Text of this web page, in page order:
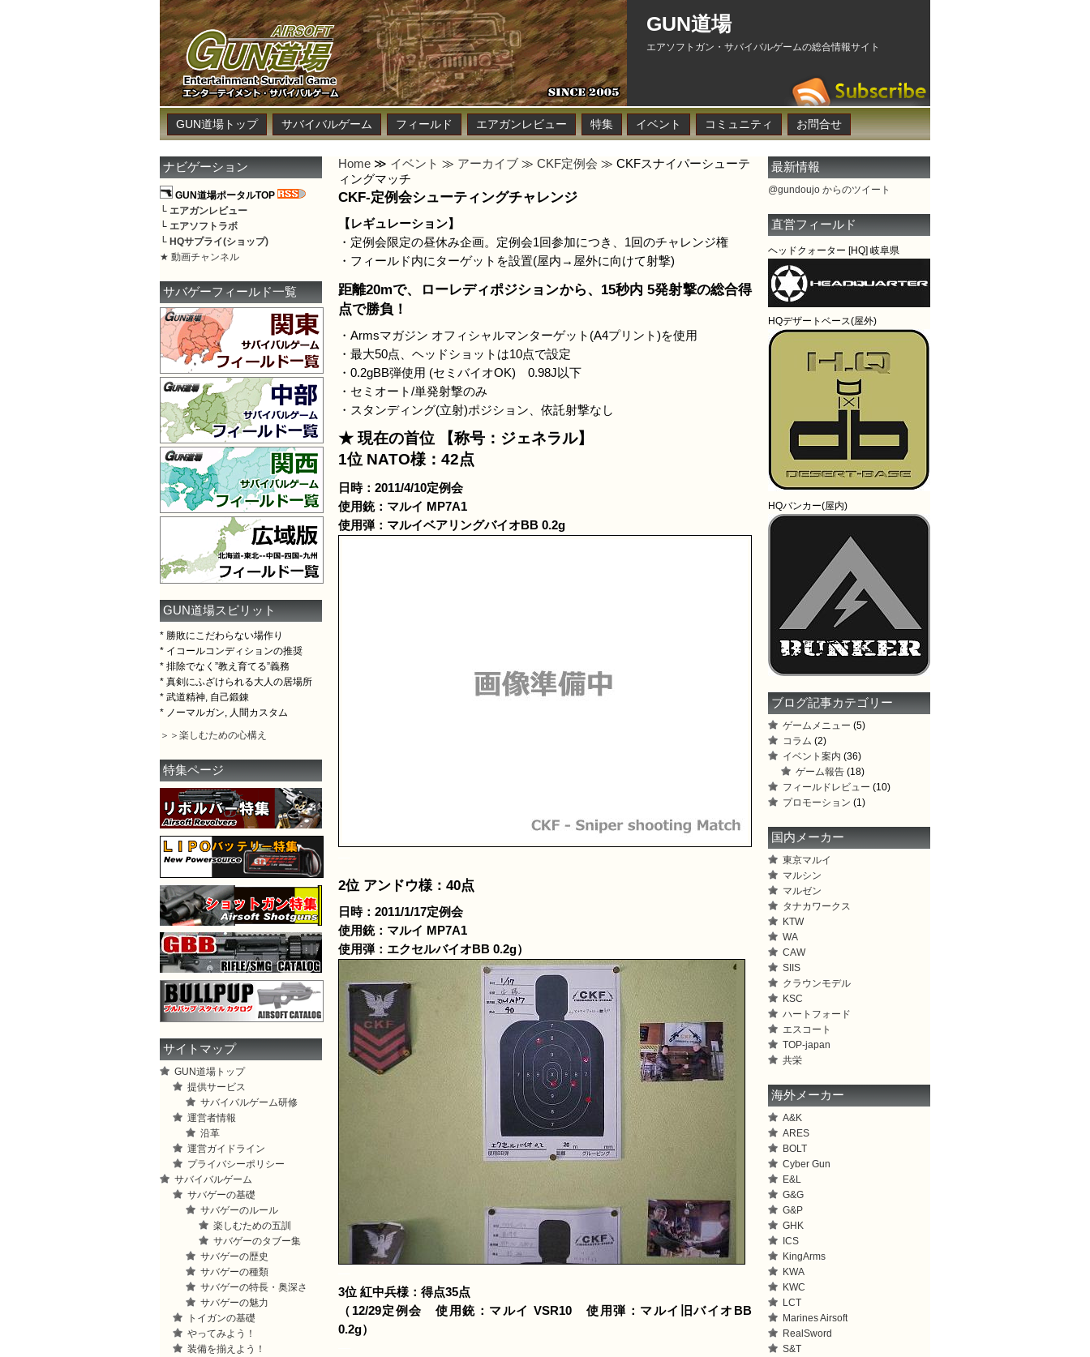
GUN道場
エアソフトガン・サバイバルゲームの総合情報サイト
GUN道場トップ サバイバルゲーム フィールド エアガンレビュー 特集 イベント コミュニティ お問合せ
Home ≫ イベント ≫ アーカイブ ≫ CKF定例会 ≫ CKFスナイパーシューテ
ィングマッチ
CKF-定例会シューティングチャレンジ
【レギュレーション】
・定例会限定の昼休み企画。定例会1回参加につき、1回のチャレンジ権
・フィールド内にターゲットを設置(屋内→屋外に向けて射撃)
距離20mで、ローレディポジションから、15秒内 5発射撃の総合得
点で勝負！
・Armsマガジン オフィシャルマンターゲット(A4プリント)を使用
・最大50点、ヘッドショットは10点で設定
・0.2gBB弾使用 (セミバイオOK) 0.98J以下
・セミオート/単発射撃のみ
・スタンディング(立射)ポジション、依託射撃なし
★ 現在の首位 【称号：ジェネラル】
1位 NATO様：42点
日時：2011/4/10定例会
使用銃：マルイ MP7A1
使用弾：マルイベアリングバイオBB 0.2g
2位 アンドウ様：40点
日時：2011/1/17定例会
使用銃：マルイ MP7A1
使用弾：エクセルバイオBB 0.2g）
3位 紅中兵様：得点35点
（12/29定例会 使用銃：マルイ VSR10 使用弾：マルイ旧バイオBB
0.2g）
ナビゲーション
GUN道場ポータルTOP
└ エアガンレビュー
└ エアソフトラボ
└ HQサプライ(ショップ)
★ 動画チャンネル
サバゲーフィールド一覧
GUN道場スピリット
* 勝敗にこだわらない場作り
* イコールコンディションの推奨
* 排除でなく”教え育てる”義務
* 真剣にふざけられる大人の居場所
* 武道精神, 自己鍛錬
* ノーマルガン, 人間カスタム
＞＞楽しむための心構え
特集ページ
サイトマップ
GUN道場トップ
提供サービス
サバイバルゲーム研修
運営者情報
沿革
運営ガイドライン
プライバシーポリシー
サバイバルゲーム
サバゲーの基礎
サバゲーのルール
楽しむための五訓
サバゲーのタブー集
サバゲーの歴史
サバゲーの種類
サバゲーの特長・奥深さ
サバゲーの魅力
トイガンの基礎
やってみよう！
装備を揃えよう！
最新情報
@gundoujo からのツイート
直営フィールド
ヘッドクォーター [HQ] 岐阜県
HQデザートベース(屋外)
HQバンカー(屋内)
ブログ記事カテゴリー
ゲームメニュー (5)
コラム (2)
イベント案内 (36)
ゲーム報告 (18)
フィールドレビュー (10)
プロモーション (1)
国内メーカー
東京マルイ
マルシン
マルゼン
タナカワークス
KTW
WA
CAW
SIIS
クラウンモデル
KSC
ハートフォード
エスコート
TOP-japan
共栄
海外メーカー
A&K
ARES
BOLT
Cyber Gun
E&L
G&G
G&P
GHK
ICS
KingArms
KWA
KWC
LCT
Marines Airsoft
RealSword
S&T